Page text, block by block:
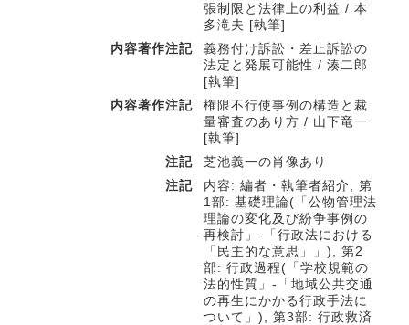
張制限と法律上の利益 / 本
多滝夫 [執筆]
内容著作注記
義務付け訴訟・差止訴訟の
法定と発展可能性 / 湊二郎
[執筆]
内容著作注記
権限不行使事例の構造と裁
量審査のあり方 / 山下竜一
[執筆]
注記
芝池義一の肖像あり
注記
内容: 編者・執筆者紹介, 第
1部: 基礎理論(「公物管理法
理論の変化及び紛争事例の
再検討」-「行政法における
「民主的な意思」」), 第2
部: 行政過程(「学校規範の
法的性質」-「地域公共交通
の再生にかかる行政手法に
ついて」), 第3部: 行政救済